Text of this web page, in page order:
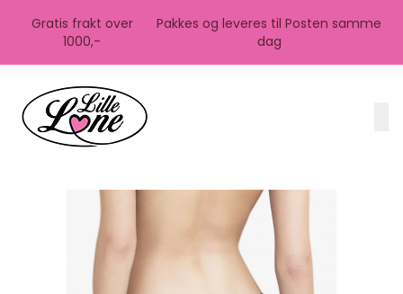
Gratis frakt over
1000,-
Pakkes og leveres til Posten samme
dag